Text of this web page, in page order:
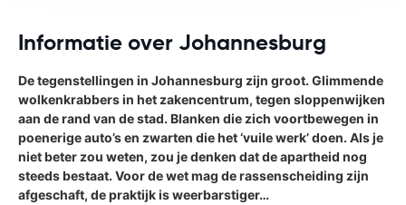
Informatie over Johannesburg
De tegenstellingen in Johannesburg zijn groot. Glimmende
wolkenkrabbers in het zakencentrum, tegen sloppenwijken
aan de rand van de stad. Blanken die zich voortbewegen in
poenerige auto’s en zwarten die het ‘vuile werk’ doen. Als je
niet beter zou weten, zou je denken dat de apartheid nog
steeds bestaat. Voor de wet mag de rassenscheiding zijn
afgeschaft, de praktijk is weerbarstiger…